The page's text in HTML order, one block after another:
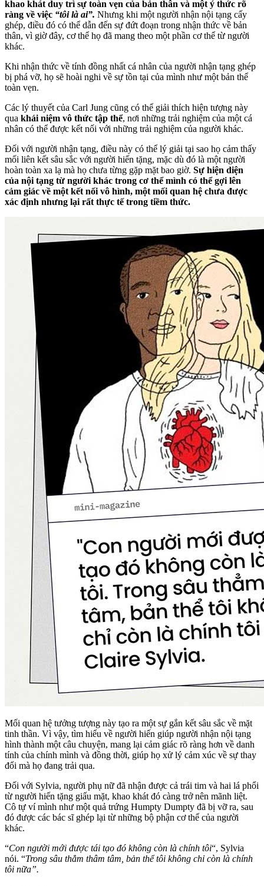
khao khát duy trì sự toàn vẹn của bản thân và một ý thức rõ
ràng về việc “tôi là ai”. Nhưng khi một người nhận nội tạng cấy
ghép, điều đó có thể dẫn đến sự đứt đoạn trong nhận thức về bản
thân, vì giờ đây, cơ thể họ đã mang theo một phần cơ thể từ người
khác.
Khi nhận thức về tính đồng nhất cá nhân của người nhận tạng ghép
bị phá vỡ, họ sẽ hoài nghi về sự tồn tại của mình như một bản thể
toàn vẹn.
Các lý thuyết của Carl Jung cũng có thể giải thích hiện tượng này
qua khái niệm vô thức tập thể, nơi những trải nghiệm của một cá
nhân có thể được kết nối với những trải nghiệm của người khác.
Đối với người nhận tạng, điều này có thể lý giải tại sao họ cảm thấy
mối liên kết sâu sắc với người hiến tặng, mặc dù đó là một người
hoàn toàn xa lạ mà họ chưa từng gặp mặt bao giờ. Sự hiện diện
của nội tạng từ người khác trong cơ thể mình có thể gợi lên
cảm giác về một kết nối vô hình, một mối quan hệ chưa được
xác định nhưng lại rất thực tế trong tiềm thức.
Mối quan hệ tưởng tượng này tạo ra một sự gắn kết sâu sắc về mặt
tinh thần. Vì vậy, tìm hiểu về người hiến giúp người nhận nội tạng
hình thành một câu chuyện, mang lại cảm giác rõ ràng hơn về danh
tính của chính mình và đồng thời, giúp họ xử lý cảm xúc về sự thay
đổi mà họ đang trải qua.
Đối với Sylvia, người phụ nữ đã nhận được cả trái tim và hai lá phổi
từ người hiến tặng giấu mặt, khao khát đó càng trở nên mãnh liệt.
Cô tự ví mình như một quả trứng Humpty Dumpty đã bị vỡ ra, sau
đó được các bác sĩ ghép lại từ những bộ phận cơ thể của người
khác.
“Con người mới được tái tạo đó không còn là chính tôi“, Sylvia
nói. “Trong sâu thẳm thâm tâm, bản thể tôi không chỉ còn là chính
tôi nữa”.